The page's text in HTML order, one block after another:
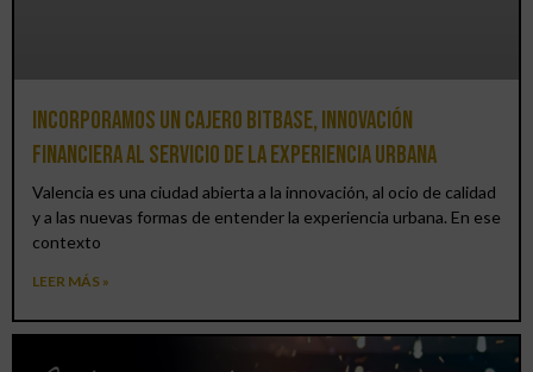
Incorporamos un cajero BitBase, innovación
financiera al servicio de la experiencia urbana
Valencia es una ciudad abierta a la innovación, al ocio de calidad
y a las nuevas formas de entender la experiencia urbana. En ese
contexto
LEER MÁS »